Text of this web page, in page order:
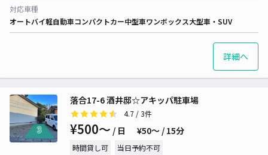
対応車種
オートバイ軽自動車コンパクトカー中型車ワンボックス大型車・SUV
詳細へ
落合17-6 酒井邸☆アキッパ駐車場
4.7 / 3件
¥500〜 / 日 ¥50〜 / 15分
時間貸し可 当日予約不可